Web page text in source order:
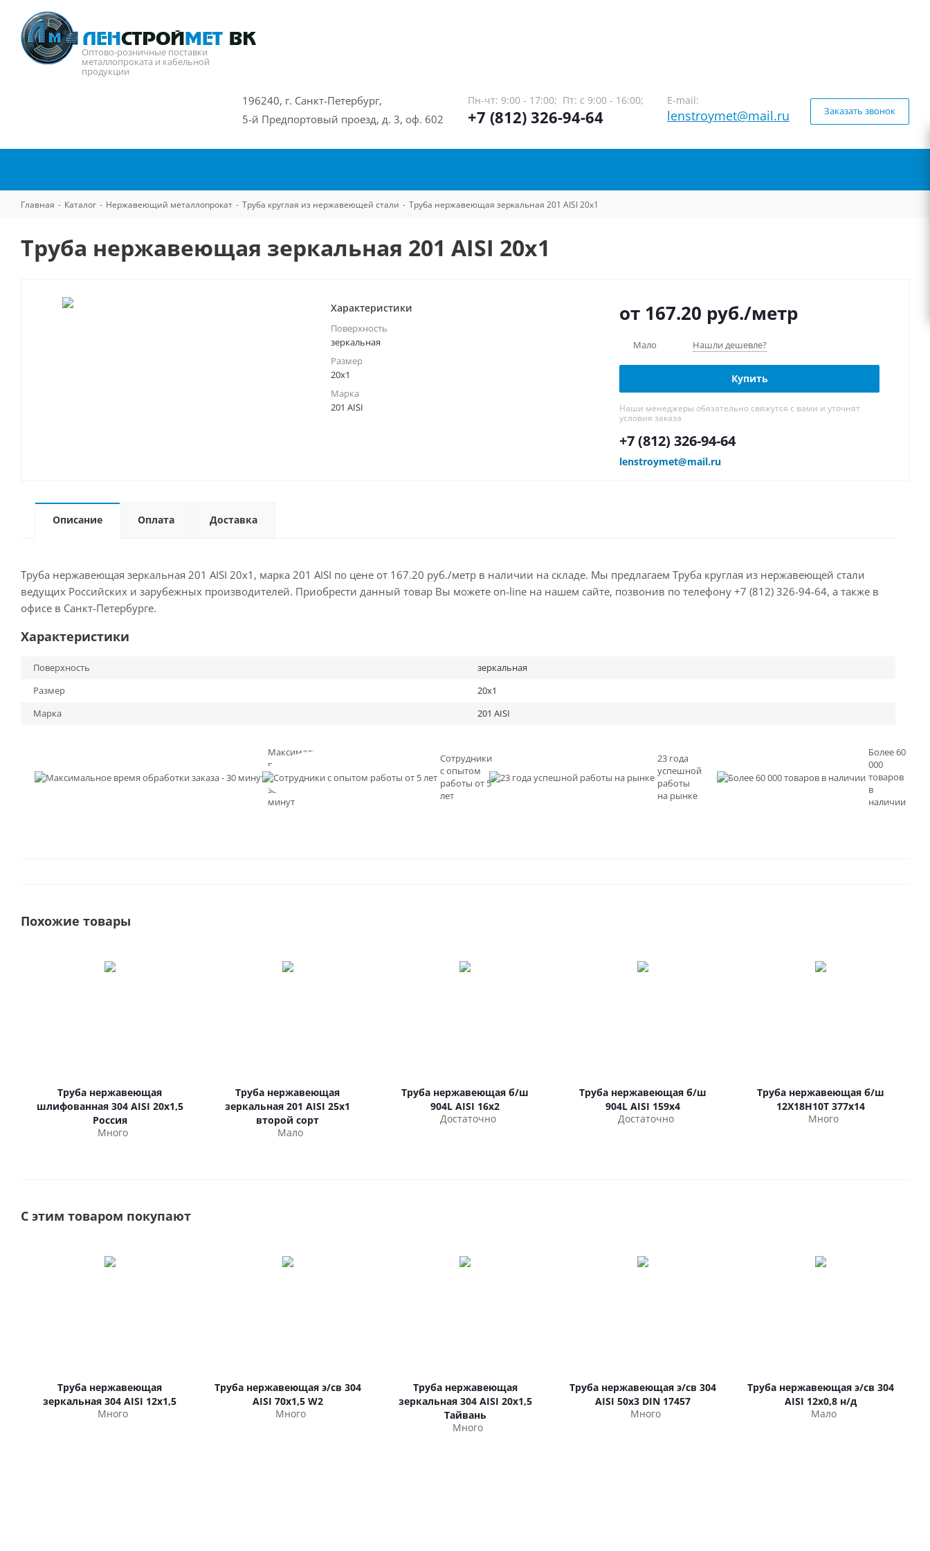
Оптово-розничные поставки
металлопроката и кабельной
продукции
196240, г. Санкт-Петербург,
5-й Предпортовый проезд, д. 3, оф. 602
Пн-чт: 9:00 - 17:00; Пт: с 9:00 - 16:00;
+7 (812) 326-94-64
E-mail:
lenstroymet@mail.ru Заказать звонок
Главная - Каталог - Нержавеющий металлопрокат - Труба круглая из нержавеющей стали - Труба нержавеющая зеркальная 201 AISI 20х1
Труба нержавеющая зеркальная 201 AISI 20х1
Характеристики
Поверхность
зеркальная
Размер
20х1
Марка
201 AISI
от 167.20 руб./метр
Мало Нашли дешевле?
Купить
Наши менеджеры обязательно свяжутся с вами и уточнят
условия заказа
+7 (812) 326-94-64
lenstroymet@mail.ru
Описание Оплата Доставка
Труба нержавеющая зеркальная 201 AISI 20х1, марка 201 AISI по цене от 167.20 руб./метр в наличии на складе. Мы предлагаем Труба круглая из нержавеющей стали
ведущих Российских и зарубежных производителей. Приобрести данный товар Вы можете on-line на нашем сайте, позвонив по телефону +7 (812) 326-94-64, а также в
офисе в Санкт-Петербурге.
Характеристики
Поверхность
зеркальная
Размер
20х1
Марка
201 AISI
Максимальное
время
обработки
заказа - 30
минут
Сотрудники
с опытом
работы от 5
лет
23 года
успешной
работы
на рынке
Более 60
000
товаров
в
наличии
Похожие товары
Труба нержавеющая
шлифованная 304 AISI 20х1,5
Россия
Много
Труба нержавеющая
зеркальная 201 AISI 25х1
второй сорт
Мало
Труба нержавеющая б/ш
904L AISI 16х2
Достаточно
Труба нержавеющая б/ш
904L AISI 159х4
Достаточно
Труба нержавеющая б/ш
12Х18Н10Т 377х14
Много
С этим товаром покупают
Труба нержавеющая
зеркальная 304 AISI 12х1,5
Много
Труба нержавеющая э/св 304
AISI 70х1,5 W2
Много
Труба нержавеющая
зеркальная 304 AISI 20х1,5
Тайвань
Много
Труба нержавеющая э/св 304
AISI 50х3 DIN 17457
Много
Труба нержавеющая э/св 304
AISI 12х0,8 н/д
Мало